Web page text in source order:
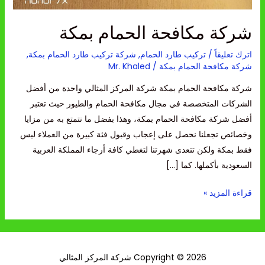
شركة مكافحة الحمام بمكة
اترك تعليقاً / تركيب طارد الحمام, شركة تركيب طارد الحمام بمكة,
شركة مكافحة الحمام بمكة /
Mr. Khaled
شركة مكافحة الحمام بمكة شركة المركز المثالي واحدة من أفضل
الشركات المتخصصة في مجال مكافحة الحمام والطيور حيث تعتبر
أفضل شركة مكافحة الحمام بمكة، وهذا بفضل ما نتمتع به من مزايا
وخصائص تجعلنا نحصل على إعجاب وقبول فئة كبيرة من العملاء ليس
فقط بمكة ولكن تتعدى شهرتنا لتغطي كافة أرجاء المملكة العربية
السعودية بأكملها. كما […]
قراءة المزيد »
Copyright © 2026 شركة المركز المثالي